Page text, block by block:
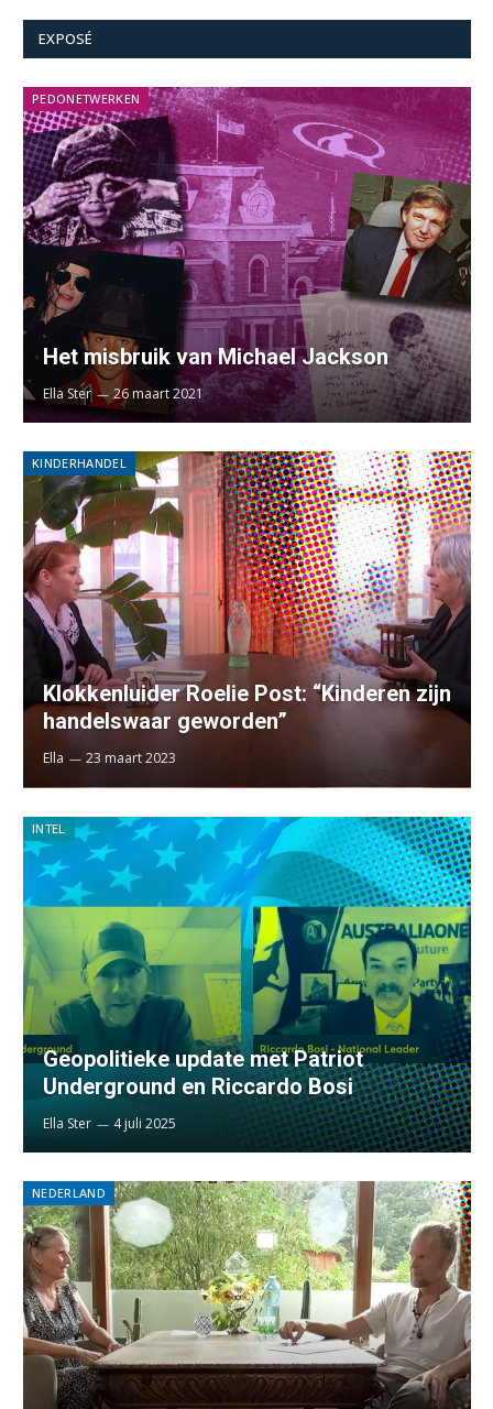
EXPOSÉ
PEDONETWERKEN
Het misbruik van Michael Jackson
Ella Ster 26 maart 2021
KINDERHANDEL
Klokkenluider Roelie Post: “Kinderen zijn
handelswaar geworden”
Ella 23 maart 2023
INTEL
Geopolitieke update met Patriot
Underground en Riccardo Bosi
Ella Ster 4 juli 2025
NEDERLAND